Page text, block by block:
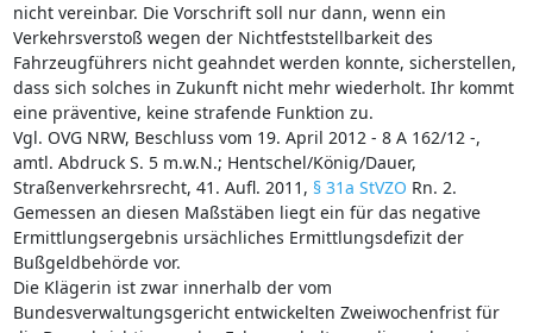
nicht vereinbar. Die Vorschrift soll nur dann, wenn ein
Verkehrsverstoß wegen der Nichtfeststellbarkeit des
Fahrzeugführers nicht geahndet werden konnte, sicherstellen,
dass sich solches in Zukunft nicht mehr wiederholt. Ihr kommt
eine präventive, keine strafende Funktion zu.
Vgl. OVG NRW, Beschluss vom 19. April 2012 - 8 A 162/12 -,
amtl. Abdruck S. 5 m.w.N.; Hentschel/König/Dauer,
Straßenverkehrsrecht, 41. Aufl. 2011, § 31a StVZO Rn. 2.
Gemessen an diesen Maßstäben liegt ein für das negative
Ermittlungsergebnis ursächliches Ermittlungsdefizit der
Bußgeldbehörde vor.
Die Klägerin ist zwar innerhalb der vom
Bundesverwaltungsgericht entwickelten Zweiwochenfrist für